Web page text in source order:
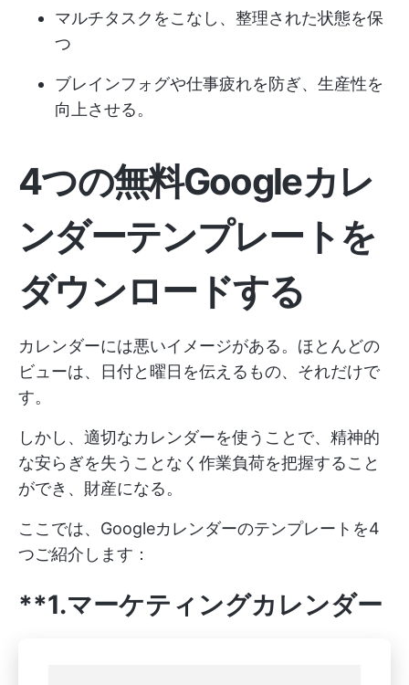
マルチタスクをこなし、整理された状態を保
つ
ブレインフォグや仕事疲れを防ぎ、生産性を
向上させる。
4つの無料Googleカレ
ンダーテンプレートを
ダウンロードする
カレンダーには悪いイメージがある。ほとんどの
ビューは、日付と曜日を伝えるもの、それだけで
す。
しかし、適切なカレンダーを使うことで、精神的
な安らぎを失うことなく作業負荷を把握すること
ができ、財産になる。
ここでは、Googleカレンダーのテンプレートを4
つご紹介します：
**1.マーケティングカレンダー